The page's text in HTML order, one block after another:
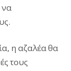
να
η αζαλέα θα
τους